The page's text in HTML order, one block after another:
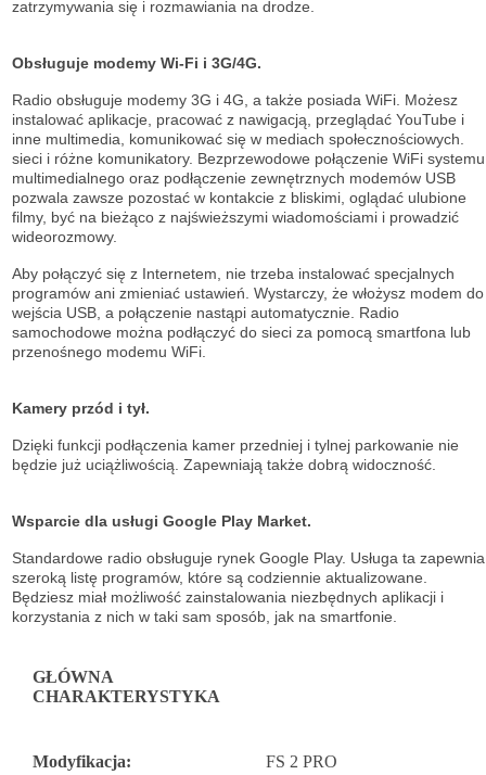
zatrzymywania się i rozmawiania na drodze.
Obsługuje modemy Wi-Fi i 3G/4G.
Radio obsługuje modemy 3G i 4G, a także posiada WiFi. Możesz
instalować aplikacje, pracować z nawigacją, przeglądać YouTube i
inne multimedia, komunikować się w mediach społecznościowych.
sieci i różne komunikatory. Bezprzewodowe połączenie WiFi systemu
multimedialnego oraz podłączenie zewnętrznych modemów USB
pozwala zawsze pozostać w kontakcie z bliskimi, oglądać ulubione
filmy, być na bieżąco z najświeższymi wiadomościami i prowadzić
wideorozmowy.
Aby połączyć się z Internetem, nie trzeba instalować specjalnych
programów ani zmieniać ustawień. Wystarczy, że włożysz modem do
wejścia USB, a połączenie nastąpi automatycznie. Radio
samochodowe można podłączyć do sieci za pomocą smartfona lub
przenośnego modemu WiFi.
Kamery przód i tył.
Dzięki funkcji podłączenia kamer przedniej i tylnej parkowanie nie
będzie już uciążliwością. Zapewniają także dobrą widoczność.
Wsparcie dla usługi Google Play Market.
Standardowe radio obsługuje rynek Google Play. Usługa ta zapewnia
szeroką listę programów, które są codziennie aktualizowane.
Będziesz miał możliwość zainstalowania niezbędnych aplikacji i
korzystania z nich w taki sam sposób, jak na smartfonie.
GŁÓWNA
CHARAKTERYSTYKA
Modyfikacja: FS 2 PRO